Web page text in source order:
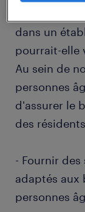
dans un
pourrait-elle
Au sein de
personnes
d'assurer le
des
- Fournir
adaptés aux
personnes